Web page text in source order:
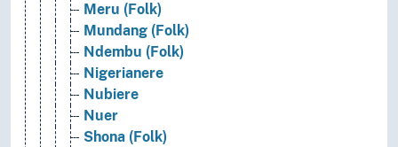
Meru (Folk)
Mundang (Folk)
Ndembu (Folk)
Nigerianere
Nubiere
Nuer
Shona (Folk)